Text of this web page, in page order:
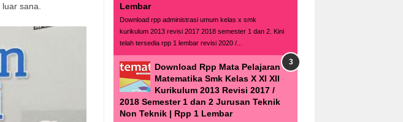
sana.
Lembar
Download rpp administrasi umum kelas x smk
kurikulum 2013 revisi 2017 2018 semester 1 dan 2. Kini
telah tersedia rpp 1 lembar revisi 2020 /...
Download Rpp Mata Pelajaran
Matematika Smk Kelas X XI XII
Kurikulum 2013 Revisi 2017 /
2018 Semester 1 dan 2 Jurusan Teknik
Non Teknik | Rpp 1 Lembar